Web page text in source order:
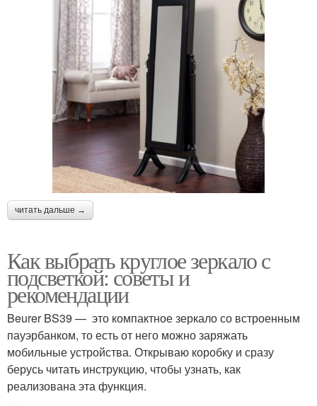
читать дальше →
Как выбрать круглое зеркало с
подсветкой: советы и
рекомендации
Beurer BS39 — это компактное зеркало со встроенным
пауэрбанком, то есть от него можно заряжать
мобильные устройства. Открываю коробку и сразу
берусь читать инструкцию, чтобы узнать, как
реализована эта функция.